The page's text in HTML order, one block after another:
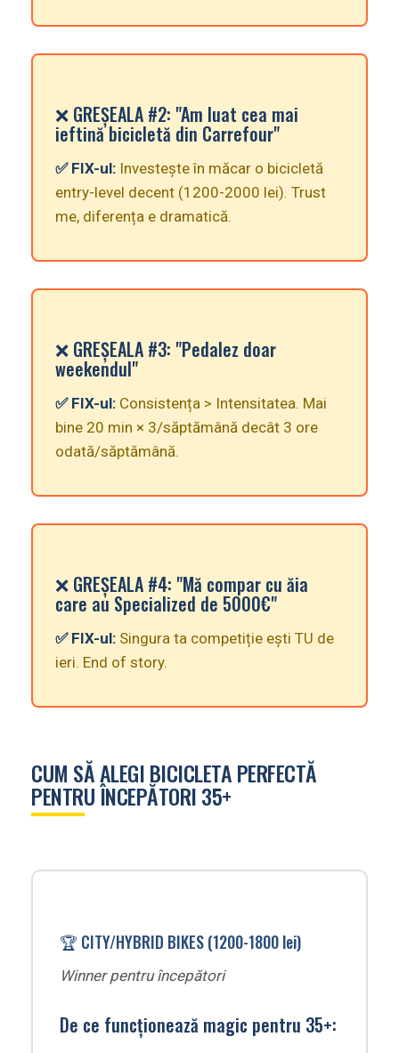
❌ GREȘEALA #2: "Am luat cea mai
ieftină bicicletă din Carrefour"
✅ FIX-ul: Investește în măcar o bicicletă
entry-level decent (1200-2000 lei). Trust
me, diferența e dramatică.
❌ GREȘEALA #3: "Pedalez doar
weekendul"
✅ FIX-ul: Consistența > Intensitatea. Mai
bine 20 min × 3/săptămână decât 3 ore
odată/săptămână.
❌ GREȘEALA #4: "Mă compar cu ăia
care au Specialized de 5000€"
✅ FIX-ul: Singura ta competiție ești TU de
ieri. End of story.
CUM SĂ ALEGI BICICLETA PERFECTĂ
PENTRU ÎNCEPĂTORI 35+
🏆 CITY/HYBRID BIKES (1200-1800 lei)
Winner pentru începători
De ce funcționează magic pentru 35+: